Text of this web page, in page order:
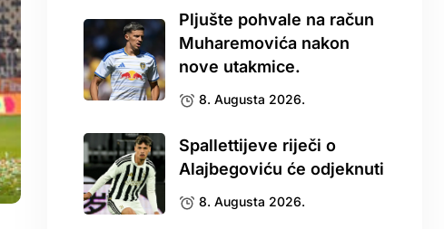
Pljušte pohvale na račun
Muharemovića nakon
nove utakmice.
8. Augusta 2026.
Spallettijeve riječi o
Alajbegoviću će odjeknuti
8. Augusta 2026.